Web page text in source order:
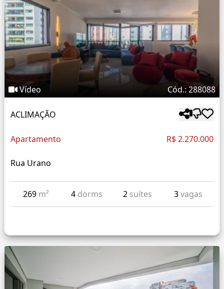
Vídeo Cód.: 288088
ACLIMAÇÃO
Apartamento R$ 2.270.000
Rua Urano
269 m² 4 dorms 2 suítes 3vagas